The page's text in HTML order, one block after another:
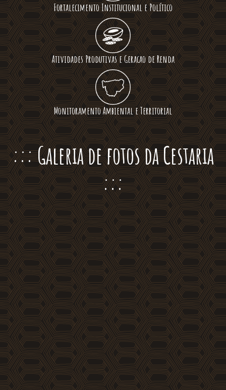
Fortalecimento Institucional e Político
Atividades Produtivas e Geracao de Renda
Monitoramento Ambiental e Territorial
::: Galeria de fotos da Cestaria
:::